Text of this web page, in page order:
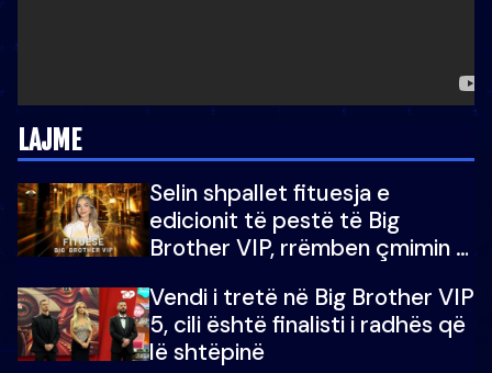
LAJME
Selin shpallet fituesja e
edicionit të pestë të Big
Brother VIP, rrëmben çmimin e
Vendi i tretë në Big Brother VIP
5, cili është finalisti i radhës që
lë shtëpinë